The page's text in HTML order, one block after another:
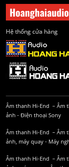
Hệ thống cửa hàng
Âm thanh Hi-End – Âm
ảnh - Điện thoại Sony
Âm thanh Hi-End – Âm
ảnh, máy quay - Máy
Âm thanh Hi-End – Âm